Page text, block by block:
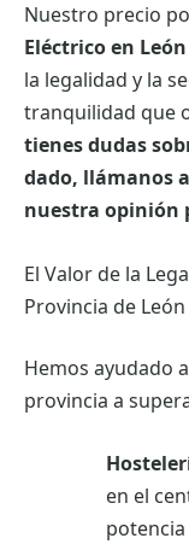
Nuestro precio
Eléctrico en León
la legalidad y la
tranquilidad que
tienes dudas
dado, llámanos
nuestra opinión
El Valor de la
Provincia de León
Hemos ayudado
provincia a
en el